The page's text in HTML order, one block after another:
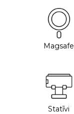
Magsafe
Statīvi